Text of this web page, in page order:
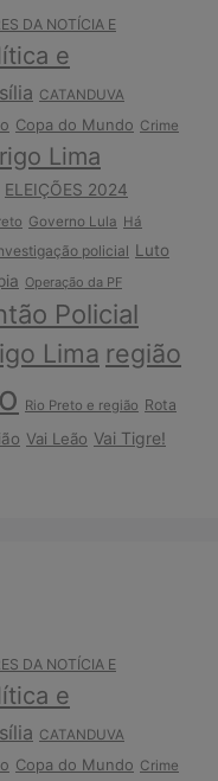
DA NOTÍCIA E
e
CATANDUVA
Copa do Mundo Crime
Lima
ELEIÇÕES 2024
Governo Lula Há
policial Luto
Operação da PF
Policial
Lima região
Rio Preto e região Rota
Vai Leão Vai Tigre!
DA NOTÍCIA E
e
CATANDUVA
Copa do Mundo Crime